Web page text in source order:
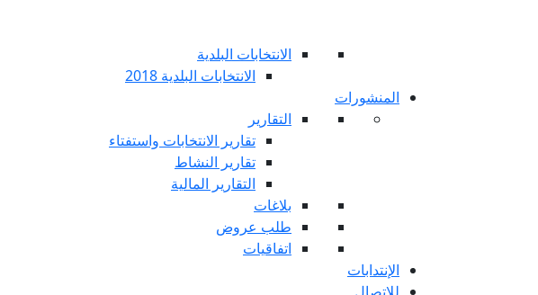
الانتخابات البلدية
الانتخابات البلدية 2018
المنشورات
التقارير
تقارير الانتخابات واستفتاء
تقارير النشاط
التقارير المالية
بلاغات
طلب عروض
اتفاقيات
الإنتدابات